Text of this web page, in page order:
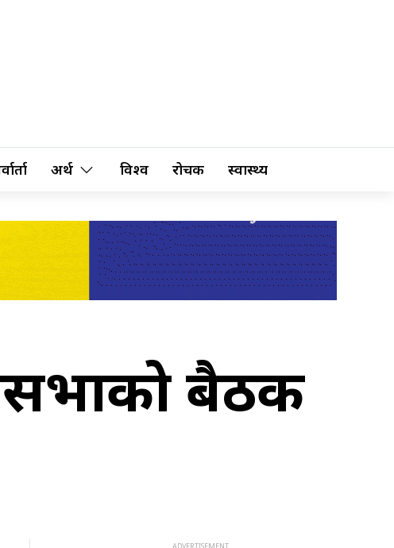
अर्थ विश्व रोचक स्वास्थ्य
बैठक